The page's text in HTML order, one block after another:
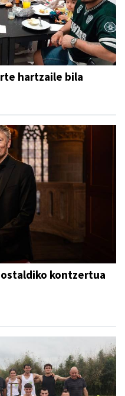
hartzaile bila
kontzertua